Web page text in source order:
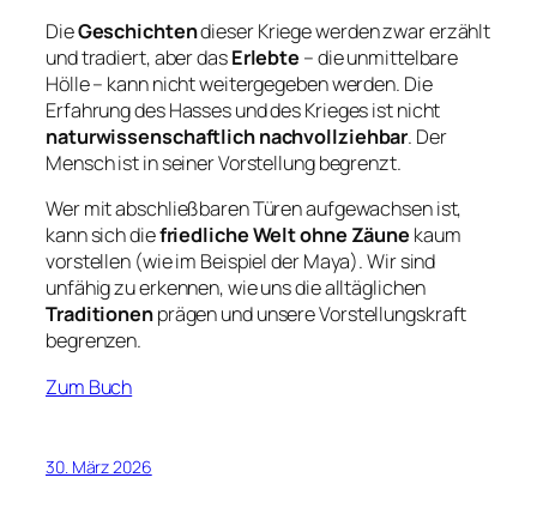
DieGeschichtendieser Kriege werden zwar erzählt
und tradiert, aber dasErlebte – die unmittelbare
Hölle – kann nicht weitergegeben werden. Die
Erfahrung des Hasses und des Krieges ist nicht
naturwissenschaftlich nachvollziehbar. Der
Mensch ist in seiner Vorstellung begrenzt.
Wer mit abschließbaren Türen aufgewachsen ist,
kann sich diefriedliche Welt ohne Zäune kaum
vorstellen (wie im Beispiel der Maya). Wir sind
unfähig zu erkennen, wie uns die alltäglichen
Traditionenprägen und unsere Vorstellungskraft
begrenzen.
Zum Buch
30. März 2026